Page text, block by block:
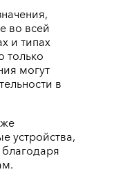
во всей
и типах
только
могут
в
устройства,